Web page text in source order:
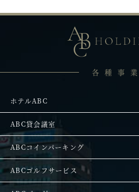
各種事業
ホテルABC
ABC貸会議室
ABCコインパーキング
ABCゴルフサービス